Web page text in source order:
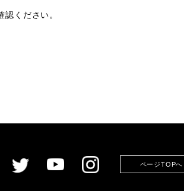
ください。
ページTOPへ